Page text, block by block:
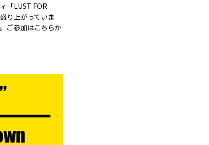
「LUST FOR
り上がっていま
ご参加はこちらか